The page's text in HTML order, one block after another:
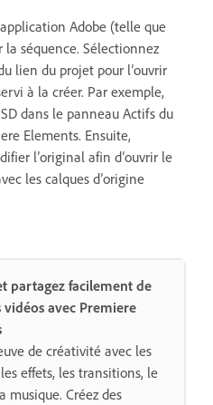
Adobe (telle que
séquence. Sélectionnez
lien du projet pour l’ouvrir
à la créer. Par exemple,
dans le panneau Actifs du
Elements. Ensuite,
l’original afin d’ouvrir le
les calques d’origine
partagez facilement de
vidéos avec Premiere
de créativité avec les
effets, les transitions, le
musique. Créez des